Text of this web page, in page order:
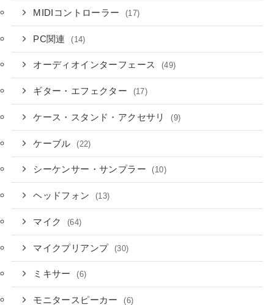
MIDIコントローラー (17)
PC関連 (14)
オーディオインターフェース (49)
ギター・エフェクター (17)
ケース・スタンド・アクセサリ (9)
ケーブル (22)
シーケンサー・サンプラー (10)
ヘッドフォン (13)
マイク (64)
マイクプリアンプ (30)
ミキサー (6)
モニタースピーカー (6)